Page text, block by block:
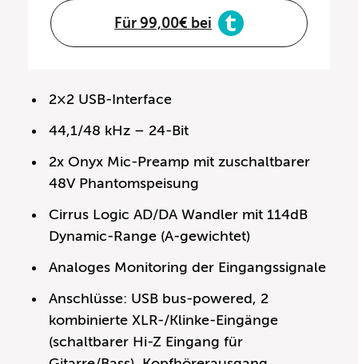
Für 99,00€ bei
2×2 USB-Interface
44,1/48 kHz – 24-Bit
2x Onyx Mic-Preamp mit zuschaltbarer
48V Phantomspeisung
Cirrus Logic AD/DA Wandler mit 114dB
Dynamic-Range (A-gewichtet)
Analoges Monitoring der Eingangssignale
Anschlüsse: USB bus-powered, 2
kombinierte XLR-/Klinke-Eingänge
(schaltbarer Hi-Z Eingang für